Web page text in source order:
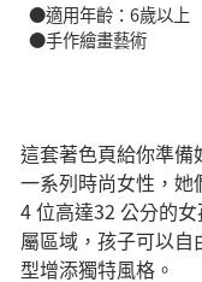
●適用年齡：6歲以上
●手作繪畫藝術
這套著色頁給你準
一系列時尚女性，她
4 位高達32 公分的
屬區域，孩子可以
型增添獨特風格。